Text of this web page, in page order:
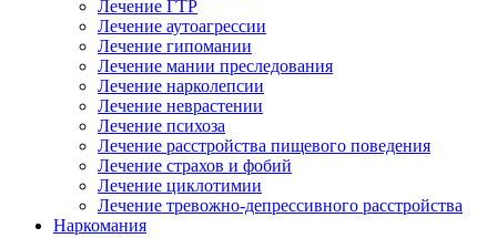
Лечение ГТР
Лечение аутоагрессии
Лечение гипомании
Лечение мании преследования
Лечение нарколепсии
Лечение неврастении
Лечение психоза
Лечение расстройства пищевого поведения
Лечение страхов и фобий
Лечение циклотимии
Лечение тревожно-депрессивного расстройства
Наркомания